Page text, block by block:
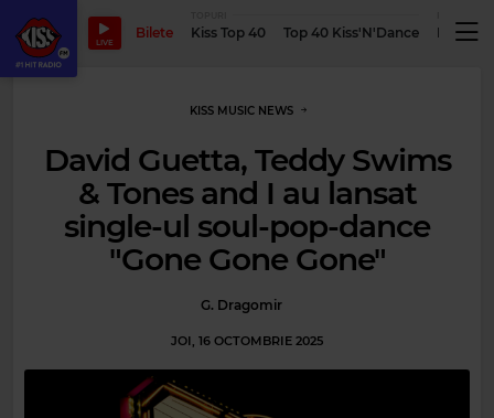
LIVE
Bilete Kiss Top 40 Top 40 Kiss'N'Dance
KISS MUSIC NEWS
David Guetta, Teddy Swims
& Tones and I au lansat
single-ul soul-pop-dance
"Gone Gone Gone"
G. Dragomir
JOI, 16 OCTOMBRIE 2025